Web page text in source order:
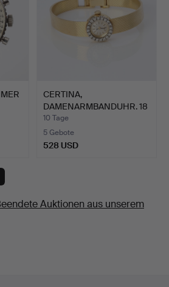
CERTINA,
DAMENARMBANDUHR. 18
Karat Gold in…
10 Tage
5 Gebote
528 USD
Auktionen aus unserem